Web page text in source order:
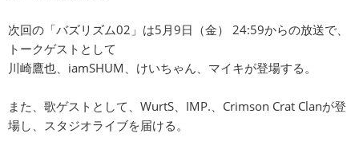
次回の「バズリズム02」は5月9日（金） 24:59からの放送で、
トークゲストとして
川崎鷹也、iamSHUM、けいちゃん、マイキが登場する。
また、歌ゲストとして、WurtS、IMP.、Crimson Crat Clanが登
場し、スタジオライブを届ける。